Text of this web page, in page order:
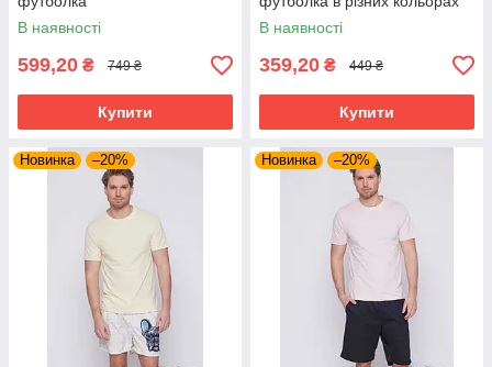
В наявності
599,20 ₴ 749 ₴
Купити
В наявності
359,20 ₴ 449 ₴
Купити
Новинка –20% Новинка –20%